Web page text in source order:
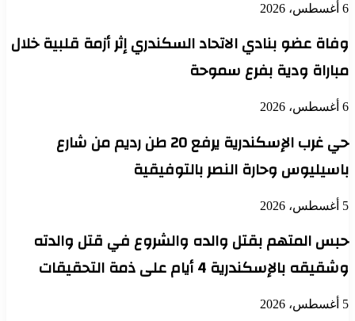
6 أغسطس، 2026
وفاة عضو بنادي الاتحاد السكندري إثر أزمة قلبية خلال
مباراة ودية بفرع سموحة
6 أغسطس، 2026
حي غرب الإسكندرية يرفع 20 طن رديم من شارع
باسيليوس وحارة النصر بالتوفيقية
5 أغسطس، 2026
حبس المتهم بقتل والده والشروع في قتل والدته
وشقيقه بالإسكندرية 4 أيام على ذمة التحقيقات
5 أغسطس، 2026